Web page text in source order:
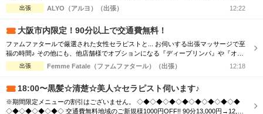
優先させて頂きますので、 ご予約の際はお電話をオススメ致します！ ご了承下さ
いませ☆
出張 ALYO（アルヨ）（出張） 12:22
大阪市内限定！90分以上で交通費無料！
ファムファタールで厳選された女性セラピストと... お伺いする出張マッサージで至
福の時間♪ その他にも、他店舗様でオプションになる『ディープリンパ』や『オイ
ル増量』などメンズエステでは必須とも言えるサービスも当店では基本コースに含
まれております。 その為、「コース料金に+αで支払わなければお楽しみいただけ
をお過ごしください...
出張 Femme Fatale（ファムファタール）（出張） 12:18
18:00〜黒髪☆清楚☆美人☆セラピスト伺います♪
※期間限定メニューの割引はございません。 ◇◆◇◆◇◆◇◆◇◆◇◆◇◆◇◆
◇◆◇◆◇◆◇◆◇ 交通費無料地域のご新規様1000円OFF!! 90分13,000円→12,00